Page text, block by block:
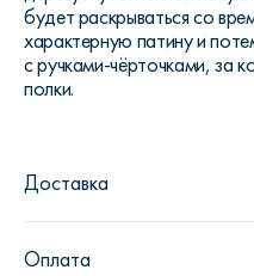
будет раскрываться со
характерную патину и
с ручками-чёрточками, за
полки.
Доставка
Оплата